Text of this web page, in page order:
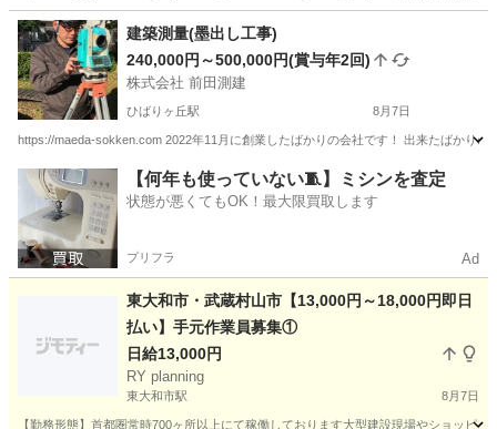
東京 板橋区 建築 ネット
建築測量(墨出し工事)
240,000円～500,000円(賞与年2回)
株式会社 前田測建
ひばりヶ丘駅 8月7日
https://maeda-sokken.com 2022年11月に創業したばかりの会社です！ 出来たばかり
東京 西東京市 ひばりヶ丘駅 その他
【何年も使っていない🧵】ミシンを査定
状態が悪くてもOK！最大限買取します
プリフラ Ad
東大和市・武蔵村山市【13,000円～18,000円即日
払い】手元作業員募集①
日給13,000円
RY planning
東大和市駅 8月7日
【勤務形態】首都圏常時700ヶ所以上にて稼働しております大型建設現場やショッピ